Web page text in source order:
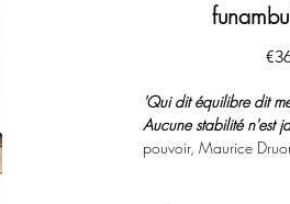
'Qui dit équilibre dit
Aucune stabilité n'est
pouvoir, Maurice